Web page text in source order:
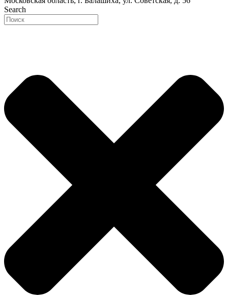
Search